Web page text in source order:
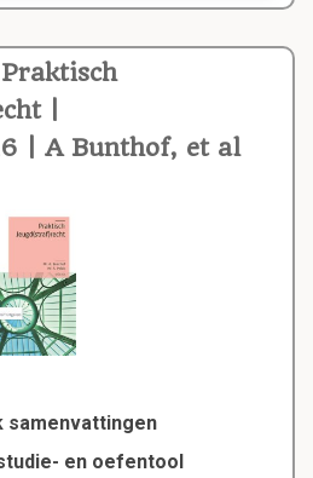
|
| A Bunthof, et al
samenvattingen
en oefentool